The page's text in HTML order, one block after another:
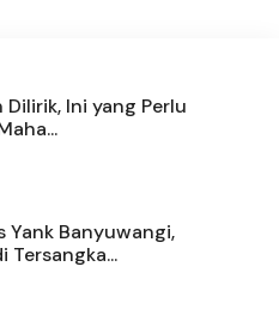
Ini yang Perlu
Yank Banyuwangi,
Tersangka...